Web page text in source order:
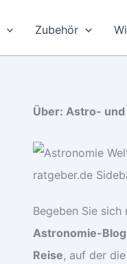
Zubehör
Über: Astro-
Begeben Sie sich
Astronomie-Blog
Reise, auf der die